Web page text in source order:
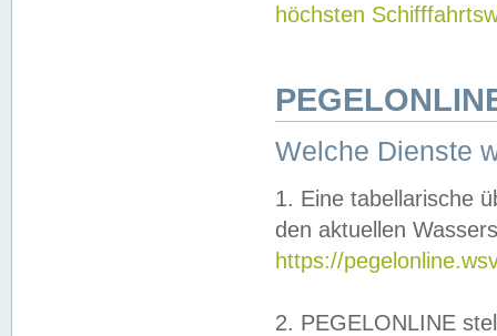
höchsten
Welche Dienste
1. Eine tabellarische
den aktuellen
https://
2. PEGELONLINE